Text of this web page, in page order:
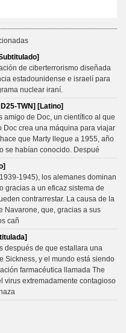
de ciberterrorismo diseñada
estadounidense e israelí para
nuclear iraní.
TWN] [Latino]
amigo de Doc, un científico al que
Doc crea una máquina para viajar
que Marty llegue a 1955, año
se habían conocido. Despué
1945), los alemanes dominan
gracias a un eficaz sistema de
contrarrestar. La causa de la
Navarone, que, gracias a sus
cañ
después de que estallara una
Sickness, y el mundo está siendo
farmacéutica llamada The
virus extremadamente contagioso